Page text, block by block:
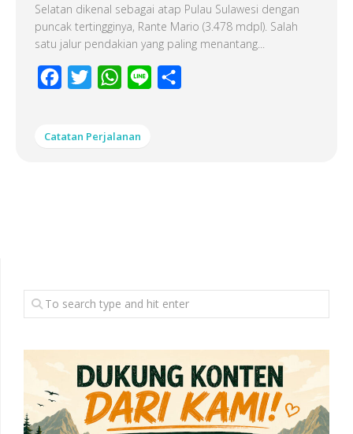
Selatan dikenal sebagai atap Pulau Sulawesi dengan
puncak tertingginya, Rante Mario (3.478 mdpl). Salah
satu jalur pendakian yang paling menantang...
Facebook
Twitter WhatsApp
Line
Catatan Perjalanan